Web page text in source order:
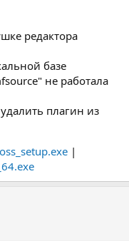
редактора
базе
не работала
плагин из
|